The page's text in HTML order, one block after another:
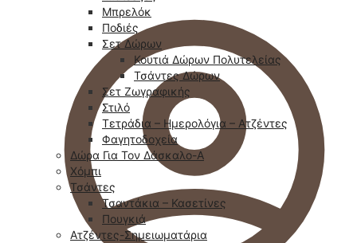
Μπρελόκ
Ποδιές
Σετ Δώρων
Κουτιά Δώρων Πολυτελείας
Τσάντες Δώρων
Σετ Ζωγραφικής
Στιλό
Τετράδια – Ημερολόγια – Ατζέντες
Φαγητοδοχεία
Δώρα Για Τον Δάσκαλο-Α
Χόμπι
Τσάντες
Τσαντάκια – Κασετίνες
Πουγκιά
Ατζέντες-Σημειωματάρια